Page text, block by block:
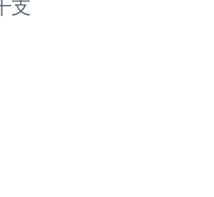
支